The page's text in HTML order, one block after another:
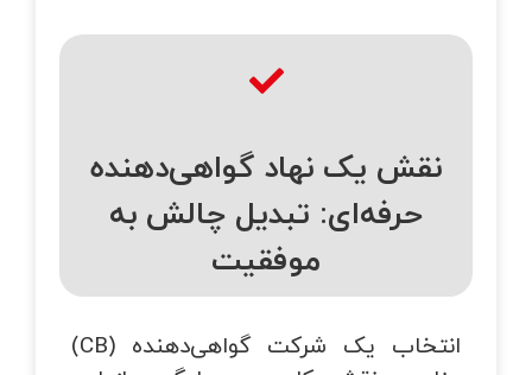
نقش یک نهاد گواهی‌دهنده
حرفه‌ای: تبدیل چالش به
موفقیت
انتخاب یک شرکت گواهی‌دهنده (CB)